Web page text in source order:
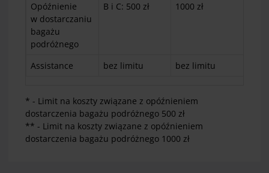
Opóźnienie
w dostarczaniu
bagażu
podróżnego
B i C: 500 zł 1000 zł
Assistance bez limitu bez limitu
* - Limit na koszty związane z opóźnieniem
dostarczenia bagażu podróżnego 500 zł
** - Limit na koszty związane z opóźnieniem
dostarczenia bagażu podróżnego 1000 zł